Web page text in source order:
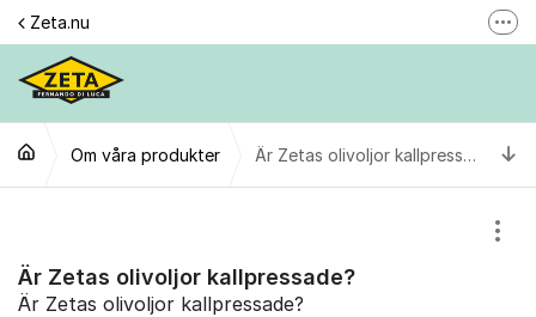
Hoppa till innehåll
Zeta.nu
Följ @zeta
Personuppgiftspolicy
Om våra produkter Är Zetas olivoljor kallpressade?
Är Zetas olivoljor kallpressade?
Är Zetas olivoljor kallpressade?